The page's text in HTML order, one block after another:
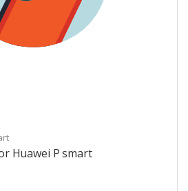
Huawei P smart